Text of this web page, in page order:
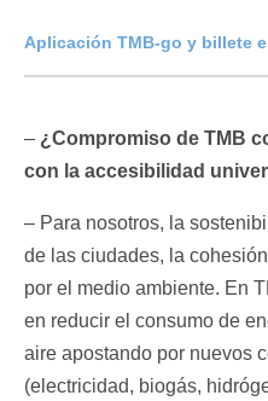
Aplicación TMB-go y billete
– ¿Compromiso de TMB
con la accesibilidad
– Para nosotros, la
de las ciudades, la
por el medio ambiente. En
en reducir el consumo de
aire apostando por nuevos
(electricidad, biogás,